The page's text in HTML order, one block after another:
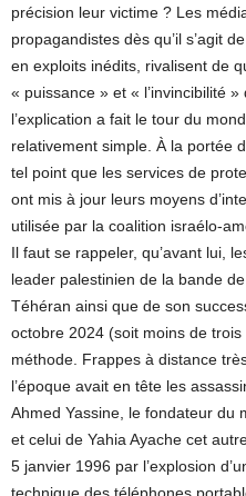
précision leur victime ? Les
propagandistes dès qu’il s’agit
en exploits inédits, rivalisent de
« puissance » et « l’invincibilité »
l’explication a fait le tour du
relativement simple. À la portée
tel point que les services de
ont mis à jour leurs moyens
utilisée par la coalition israélo-
Il faut se rappeler, qu’avant lui,
leader palestinien de la bande
Téhéran ainsi que de son
octobre 2024 (soit moins de
méthode. Frappes à distance
l’époque avait en tête les
Ahmed Yassine, le fondateur du
et celui de Yahia Ayache cet
5 janvier 1996 par l’explosion